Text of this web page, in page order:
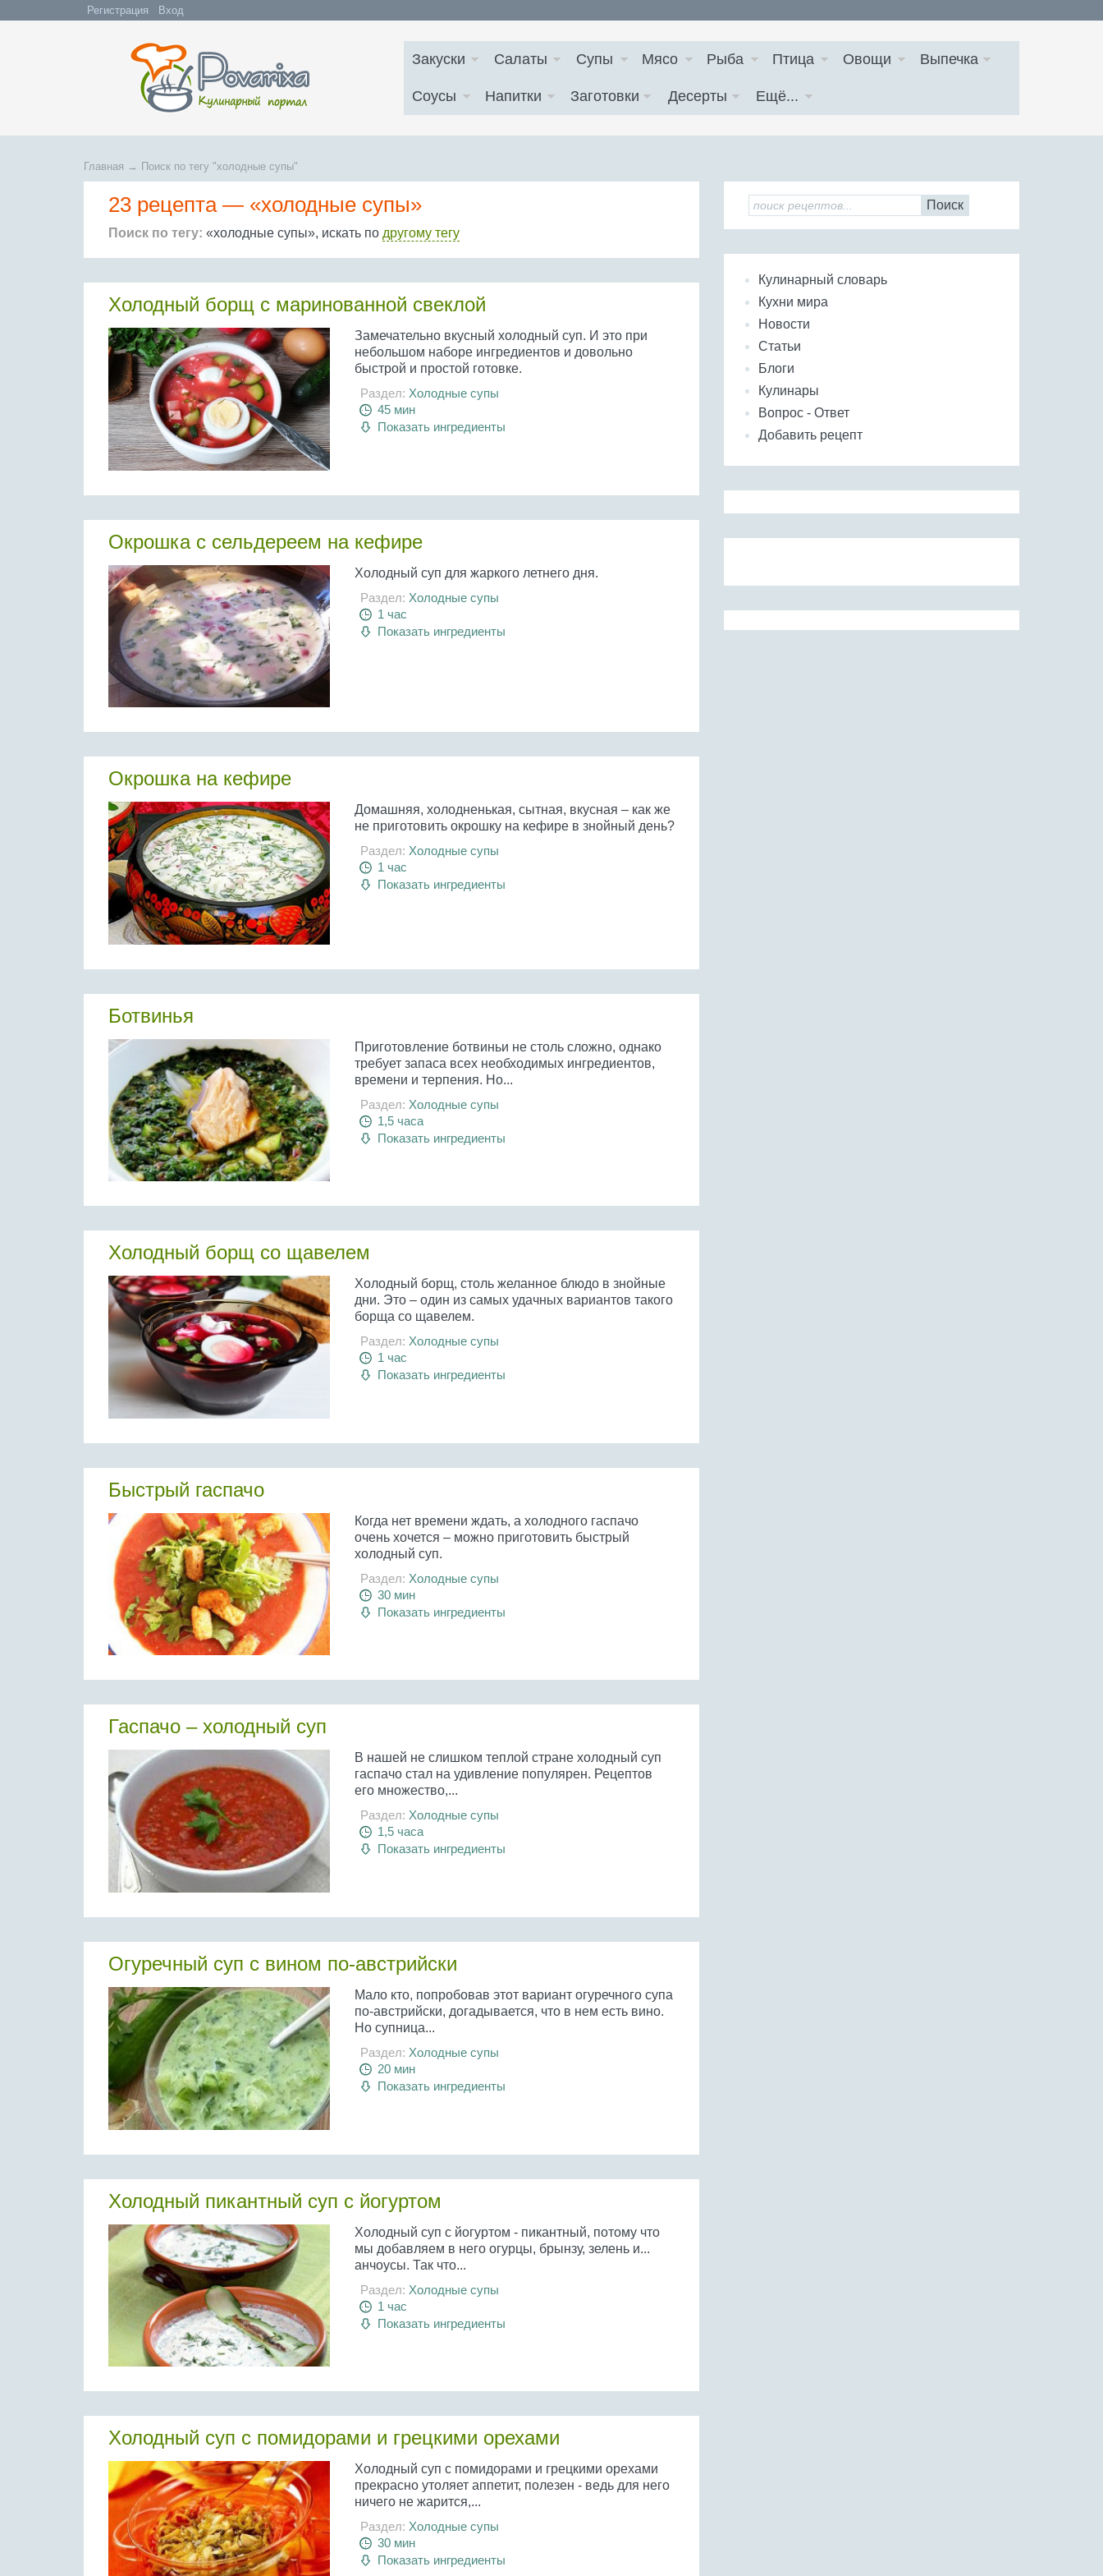
Регистрация Вход
Закуски Салаты Супы Мясо Рыба Птица Овощи Выпечка
Соусы Напитки Заготовки Десерты Ещё...
Главная → Поиск по тегу "холодные супы"
23 рецепта — «холодные супы»
Поиск по тегу: «холодные супы», искать по другому тегу
Холодный борщ с маринованной свеклой
Замечательно вкусный холодный суп. И это при
небольшом наборе ингредиентов и довольно
быстрой и простой готовке.
Раздел: Холодные супы
45 мин
Показать ингредиенты
Окрошка с сельдереем на кефире
Холодный суп для жаркого летнего дня.
Раздел: Холодные супы
1 час
Показать ингредиенты
Окрошка на кефире
Домашняя, холодненькая, сытная, вкусная – как же
не приготовить окрошку на кефире в знойный день?
Раздел: Холодные супы
1 час
Показать ингредиенты
Ботвинья
Приготовление ботвиньи не столь сложно, однако
требует запаса всех необходимых ингредиентов,
времени и терпения. Но...
Раздел: Холодные супы
1,5 часа
Показать ингредиенты
Холодный борщ со щавелем
Холодный борщ, столь желанное блюдо в знойные
дни. Это – один из самых удачных вариантов такого
борща со щавелем.
Раздел: Холодные супы
1 час
Показать ингредиенты
Быстрый гаспачо
Когда нет времени ждать, а холодного гаспачо
очень хочется – можно приготовить быстрый
холодный суп.
Раздел: Холодные супы
30 мин
Показать ингредиенты
Гаспачо – холодный суп
В нашей не слишком теплой стране холодный суп
гаспачо стал на удивление популярен. Рецептов
его множество,...
Раздел: Холодные супы
1,5 часа
Показать ингредиенты
Огуречный суп с вином по-австрийски
Мало кто, попробовав этот вариант огуречного супа
по-австрийски, догадывается, что в нем есть вино.
Но супница...
Раздел: Холодные супы
20 мин
Показать ингредиенты
Холодный пикантный суп с йогуртом
Холодный суп с йогуртом - пикантный, потому что
мы добавляем в него огурцы, брынзу, зелень и...
анчоусы. Так что...
Раздел: Холодные супы
1 час
Показать ингредиенты
Холодный суп с помидорами и грецкими орехами
Холодный суп с помидорами и грецкими орехами
прекрасно утоляет аппетит, полезен - ведь для него
ничего не жарится,...
Раздел: Холодные супы
30 мин
Показать ингредиенты
Поиск
Кулинарный словарь
Кухни мира
Новости
Статьи
Блоги
Кулинары
Вопрос - Ответ
Добавить рецепт